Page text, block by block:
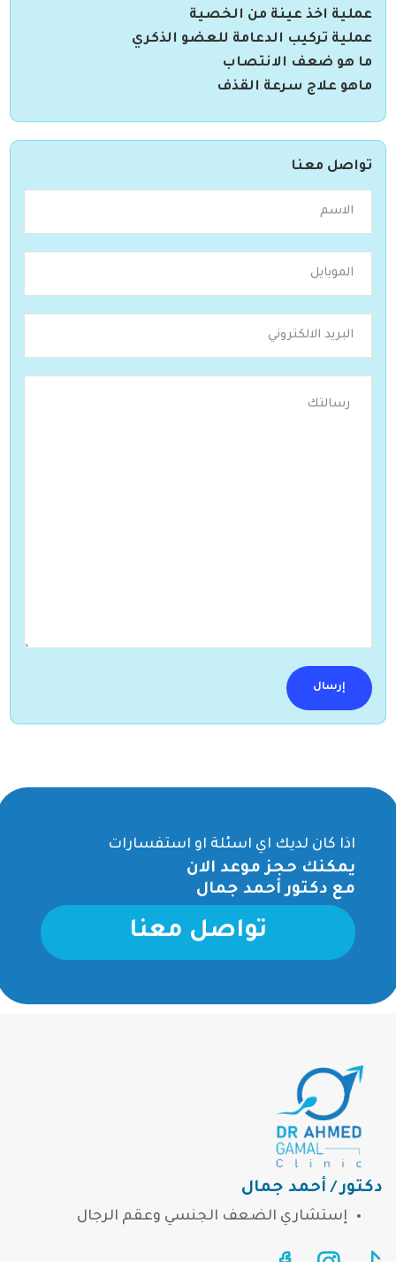
عملية اخذ عينة من الخصية
عملية تركيب الدعامة للعضو الذكري
ما هو ضعف الانتصاب
ماهو علاج سرعة القذف
تواصل معنا
اذا كان لديك اي اسئلة او استفسارات
يمكنك حجز موعد الان
مع دكتور أحمد جمال
تواصل معنا
دكتور / أحمد جمال
إستشاري الضعف الجنسي وعقم الرجال